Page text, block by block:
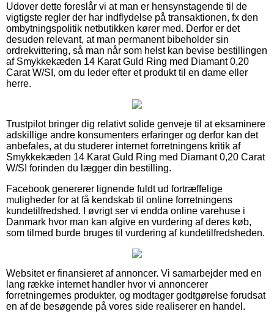
Udover dette foreslår vi at man er hensynstagende til de
vigtigste regler der har indflydelse på transaktionen, fx den
ombytningspolitik netbutikken kører med. Derfor er det
desuden relevant, at man permanent bibeholder sin
ordrekvittering, så man når som helst kan bevise bestillingen
af Smykkekæden 14 Karat Guld Ring med Diamant 0,20
Carat W/SI, om du leder efter et produkt til en dame eller
herre.
Trustpilot bringer dig relativt solide genveje til at eksaminere
adskillige andre konsumenters erfaringer og derfor kan det
anbefales, at du studerer internet forretningens kritik af
Smykkekæden 14 Karat Guld Ring med Diamant 0,20 Carat
W/SI forinden du lægger din bestilling.
Facebook genererer lignende fuldt ud fortræffelige
muligheder for at få kendskab til online forretningens
kundetilfredshed. I øvrigt ser vi endda online varehuse i
Danmark hvor man kan afgive en vurdering af deres køb,
som tilmed burde bruges til vurdering af kundetilfredsheden.
Websitet er finansieret af annoncer. Vi samarbejder med en
lang række internet handler hvor vi annoncerer
forretningernes produkter, og modtager godtgørelse forudsat
en af de besøgende på vores side realiserer en handel.